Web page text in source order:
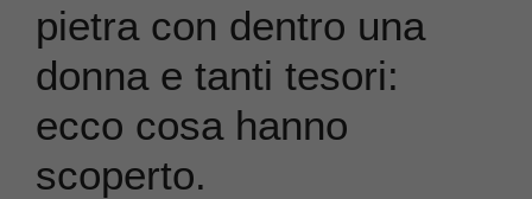
pietra con dentro una
donna e tanti tesori:
ecco cosa hanno
scoperto.